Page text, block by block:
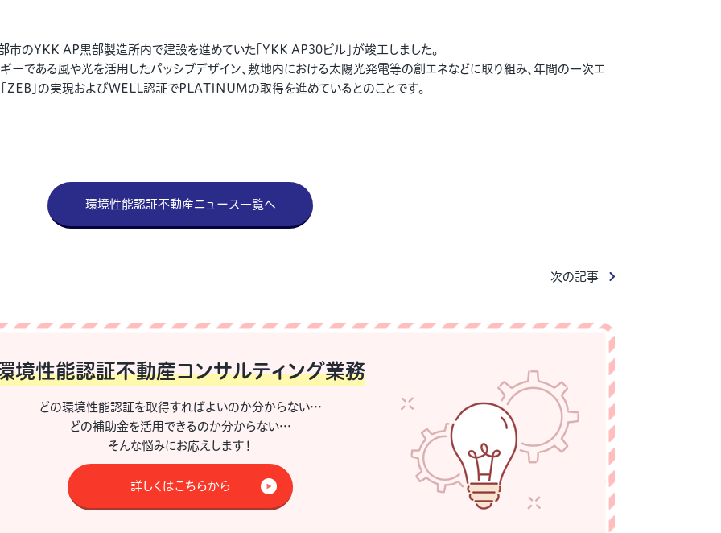
YKK AP黒部製造所内で建設を進めていた「YKK AP30ビル」が竣工しました。
ーである風や光を活用したパッシブデザイン、敷地内における太陽光発電等の創エネなどに取り組み、年間の一次エ
ZEB」の実現およびWELL認証でPLATINUMの取得を進めているとのことです。
環境性能認証不動産ニュース一覧へ
次の記事
境性能認証不動産コンサルティング業務
どの環境性能認証を取得すればよいのか分からない…
どの補助金を活用できるのか分からない…
そんな悩みにお応えします！
詳しくはこちらから